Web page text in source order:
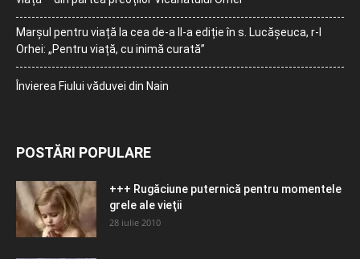
Marșul pentru viață la cea de-a II-a ediție în s. Lucășeuca, r-l
Orhei: „Pentru viață, cu inimă curată”
Învierea Fiului văduvei din Nain
POSTĂRI POPULARE
+++ Rugăciune puternică pentru momentele
grele ale vieţii
28 iulie 2010